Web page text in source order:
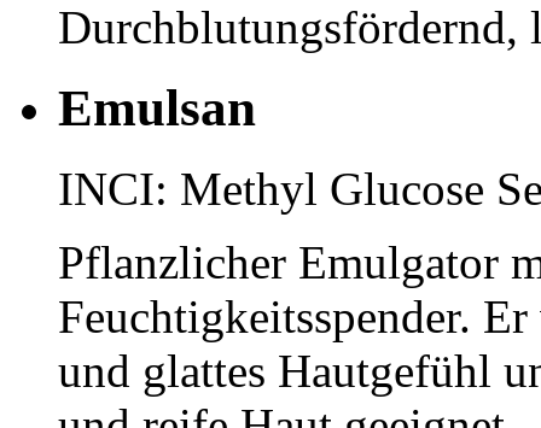
Durchblutungsfördernd,
Emulsan
INCI: Methyl Glucose
Pflanzlicher Emulgator
Feuchtigkeitsspender.
und glattes Hautgefühl